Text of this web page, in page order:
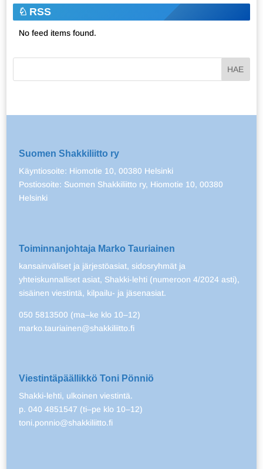
RSS
No feed items found.
Suomen Shakkiliitto ry
Käyntiosoite: Hiomotie 10, 00380 Helsinki
Postiosoite: Suomen Shakkiliitto ry, Hiomotie 10, 00380
Helsinki
Toiminnanjohtaja Marko Tauriainen
kansainväliset ja järjestöasiat, sidosryhmät ja
yhteiskunnalliset asiat, Shakki-lehti (numeroon 4/2024 asti),
sisäinen viestintä, kilpailu- ja jäsenasiat.
050 5813500 (ma–ke klo 10–12)
marko.tauriainen@shakkiliitto.fi
Viestintäpäällikkö Toni Pönniö
Shakki-lehti, ulkoinen viestintä.
p. 040 4851547 (ti–pe klo 10–12)
toni.ponnio@shakkiliitto.fi